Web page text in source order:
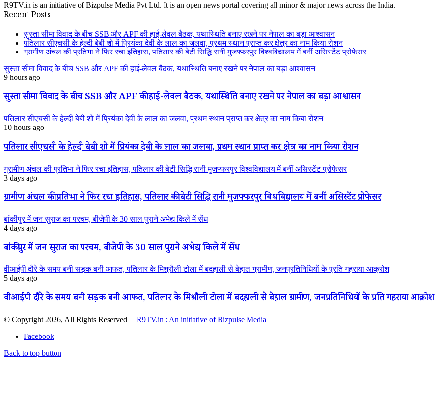
R9TV.in is an initiative of Bizpulse Media Pvt Ltd. It is an open news portal covering all minor & major news across the India.
Recent Posts
सुस्ता सीमा विवाद के बीच SSB और APF की हाई-लेवल बैठक, यथास्थिति बनाए रखने पर नेपाल का बड़ा आश्वासन
पतिलार सीएचसी के हेल्दी बेबी शो में प्रियंका देवी के लाल का जलवा, प्रथम स्थान प्राप्त कर क्षेत्र का नाम किया रोशन
ग्रामीण अंचल की प्रतिभा ने फिर रचा इतिहास, पतिलार की बेटी सिद्धि रानी मुजफ्फरपुर विश्वविद्यालय में बनीं असिस्टेंट प्रोफेसर
सुस्ता सीमा विवाद के बीच SSB और APF की हाई-लेवल बैठक, यथास्थिति बनाए रखने पर नेपाल का बड़ा आश्वासन
9 hours ago
सुस्ता सीमा विवाद के बीच SSB और APF की हाई-लेवल बैठक, यथास्थिति बनाए रखने पर नेपाल का बड़ा आश्वासन
पतिलार सीएचसी के हेल्दी बेबी शो में प्रियंका देवी के लाल का जलवा, प्रथम स्थान प्राप्त कर क्षेत्र का नाम किया रोशन
10 hours ago
पतिलार सीएचसी के हेल्दी बेबी शो में प्रियंका देवी के लाल का जलवा, प्रथम स्थान प्राप्त कर क्षेत्र का नाम किया रोशन
ग्रामीण अंचल की प्रतिभा ने फिर रचा इतिहास, पतिलार की बेटी सिद्धि रानी मुजफ्फरपुर विश्वविद्यालय में बनीं असिस्टेंट प्रोफेसर
3 days ago
ग्रामीण अंचल की प्रतिभा ने फिर रचा इतिहास, पतिलार की बेटी सिद्धि रानी मुजफ्फरपुर विश्वविद्यालय में बनीं असिस्टेंट प्रोफेसर
बांकीपुर में जन सुराज का परचम, बीजेपी के 30 साल पुराने अभेद्य किले में सेंध
4 days ago
बांकीपुर में जन सुराज का परचम, बीजेपी के 30 साल पुराने अभेद्य किले में सेंध
वीआईपी दौरे के समय बनी सड़क बनी आफत, पतिलार के मिश्रौली टोला में बदहाली से बेहाल ग्रामीण, जनप्रतिनिधियों के प्रति गहराया आक्रोश
5 days ago
वीआईपी दौरे के समय बनी सड़क बनी आफत, पतिलार के मिश्रौली टोला में बदहाली से बेहाल ग्रामीण, जनप्रतिनिधियों के प्रति गहराया आक्रोश
© Copyright 2026, All Rights Reserved | R9TV.in : An initiative of Bizpulse Media
Facebook
Back to top button